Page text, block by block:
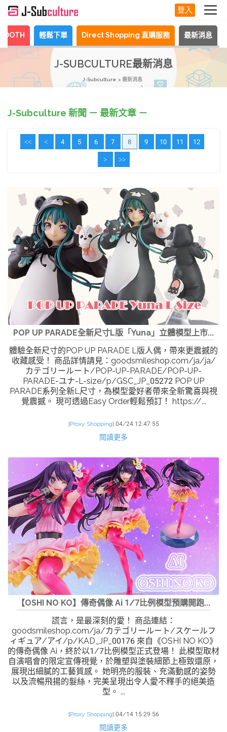
登入
輕鬆下單 Direct Shopping 直購服務 最新消息
J-SUBCULTURE最新消息
J-Subculture 最新消息
J-Subculture 新聞 － 最新文章 －
<< < 4 5 6 7 8 9 10 11 12
> >>
POP UP PARADE全新尺寸L版「Yuna」立體模型上市...
體驗全新尺寸的POP UP PARADE L版人偶，帶來更震撼的
收藏感受！ 商品詳情請見：goodsmileshop.com/ja/ja/
カテゴリールート/POP-UP-PARADE/POP-UP-
PARADE-ユナ-L-size/p/GSC_JP_05272 POP UP
PARADE系列全新L尺寸，為模型愛好者帶來全新驚喜與視
覺震撼。 現可透過Easy Order輕鬆預訂！ https://...
[Proxy Shopping] 04/24 12:47:55
閱讀更多
【OSHI NO KO】傳奇偶像 Ai 1/7比例模型預購開跑...
謊言，是最深刻的愛！ 商品連結：
goodsmileshop.com/ja/カテゴリールート/スケールフ
ィギュア/アイ/p/KAD_JP_00176 來自《OSHI NO KO》
的傳奇偶像 Ai，終於以1/7比例模型正式登場！ 此模型取材
自演唱會的限定宣傳視覺，於雕塑與塗裝細節上極致還原，
展現出細膩的工藝質感。 她明亮的服裝、充滿動感的姿勢
以及流暢飛揚的髮絲，完美呈現出令人愛不釋手的絕美造
型。 ...
[Proxy Shopping] 04/14 15:29:56
閱讀更多